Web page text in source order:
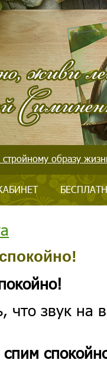
образу
что звук на